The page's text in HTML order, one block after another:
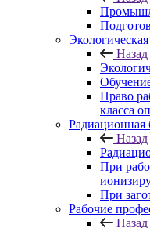
Назад
Право
класса
Радиационная
Назад
При
При
Рабочие
Назад